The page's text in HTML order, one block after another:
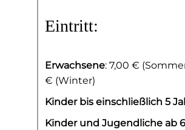
Eintritt:
Erwachsene: 7,00 €
€ (Winter)
Kinder bis einschließlich 5
Kinder und Jugendliche ab 6